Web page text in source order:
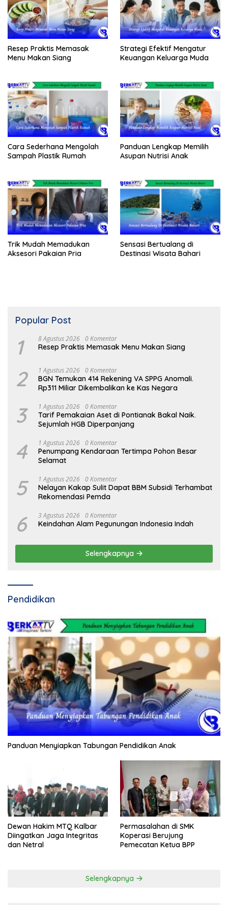
Resep Praktis Memasak
Menu Makan Siang
Strategi Efektif Mengatur
Keuangan Keluarga Muda
Cara Sederhana Mengolah
Sampah Plastik Rumah
Panduan Lengkap Memilih
Asupan Nutrisi Anak
Trik Mudah Memadukan
Aksesori Pakaian Pria
Sensasi Bertualang di
Destinasi Wisata Bahari
Popular Post
1 8 Agustus 2026 0 Komentar
Resep Praktis Memasak Menu Makan Siang
2 1 Agustus 2026 0 Komentar
BGN Temukan 414 Rekening VA SPPG Anomali.
Rp311 Miliar Dikembalikan ke Kas Negara
3 1 Agustus 2026 0 Komentar
Tarif Pemakaian Aset di Pontianak Bakal Naik.
Sejumlah HGB Diperpanjang
4 1 Agustus 2026 0 Komentar
Penumpang Kendaraan Tertimpa Pohon Besar
Selamat
5 1 Agustus 2026 0 Komentar
Nelayan Kakap Sulit Dapat BBM Subsidi Terhambat
Rekomendasi Pemda
6 3 Agustus 2026 0 Komentar
Keindahan Alam Pegunungan Indonesia Indah
Selengkapnya
Pendidikan
Panduan Menyiapkan Tabungan Pendidikan Anak
Dewan Hakim MTQ Kalbar
Diingatkan Jaga Integritas
dan Netral
Permasalahan di SMK
Koperasi Berujung
Pemecatan Ketua BPP
Selengkapnya